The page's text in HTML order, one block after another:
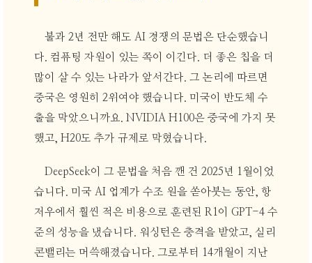
불과 2년 전만 해도 AI 경쟁의 문법은 단순했습니
다. 컴퓨팅 자원이 있는 쪽이 이긴다. 더 좋은 칩을 더
많이 살 수 있는 나라가 앞서간다. 그 논리에 따르면
중국은 영원히 2위여야 했습니다. 미국이 반도체 수
출을 막았으니까요. NVIDIA H100은 중국에 가지 못
했고, H20도 추가 규제로 막혔습니다.
DeepSeek이 그 문법을 처음 깬 건 2025년 1월이었
습니다. 미국 AI 업계가 수조 원을 쏟아붓는 동안, 항
저우에서 훨씬 적은 비용으로 훈련된 R1이 GPT-4 수
준의 성능을 냈습니다. 워싱턴은 충격을 받았고, 실리
콘밸리는 머쓱해졌습니다. 그로부터 14개월이 지난